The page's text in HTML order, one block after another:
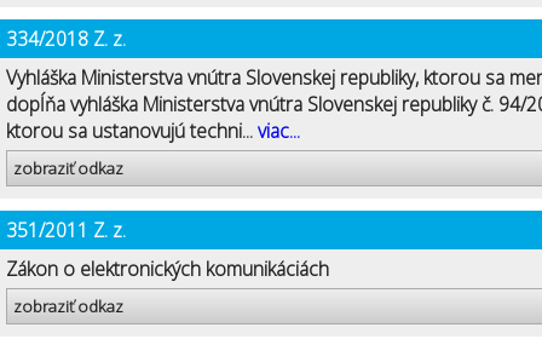
334/2018 Z. z.
Vyhláška Ministerstva vnútra Slovenskej republiky, ktorou sa
dopĺňa vyhláška Ministerstva vnútra Slovenskej republiky č. 94/
ktorou sa ustanovujú techni...viac...
zobraziť odkaz
351/2011 Z. z.
Zákon o elektronických komunikáciách
zobraziť odkaz